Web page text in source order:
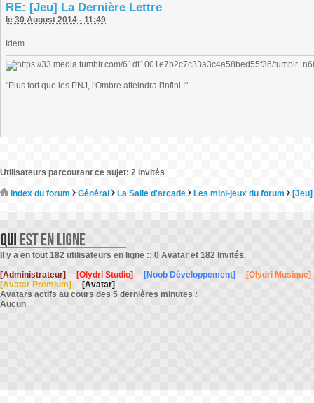
RE: [Jeu] La Dernière Lettre
le 30 August 2014 - 11:49
Idem
"Plus fort que les PNJ, l'Ombre atteindra l'infini !"
Utilisateurs parcourant ce sujet: 2 invités
Index du forum Général La Salle d'arcade Les mini-jeux du forum
Il y a en tout 182 utilisateurs en ligne :: 0 Avatar et 182 Invités.
[Administrateur]
[Olydri Studio] [Noob Développement]
[Olydri Musique]
[Avatar Premium]
[Avatar]
Avatars actifs au cours des 5 dernières minutes :
Aucun